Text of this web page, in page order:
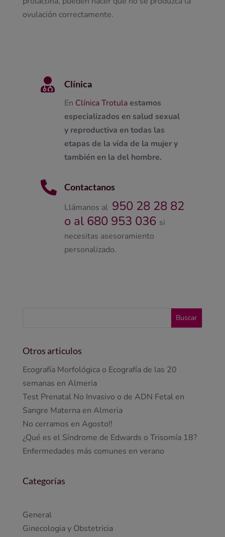
ovulación correctamente.

Clínica
En Clínica Trotulaestamos
especializados en salud sexual
y reproductiva en todas las
etapas de la vida de la mujer y
también en la del hombre.

Contactanos
Llámanos al 950 28 28 82
o al 680 953 036 si
necesitas asesoramiento
personalizado.
Otros articulos
Ecografía Morfológica o Ecografía de las 20
semanas en Almeria
Test Prenatal No Invasivo o de ADN Fetal en
Sangre Materna en Almeria
No cerramos en Agosto!!
¿Qué es el Síndrome de Edwards o Trisomía 18?
Enfermedades más comunes en verano
Categorías
General
Ginecologia y Obstetricia